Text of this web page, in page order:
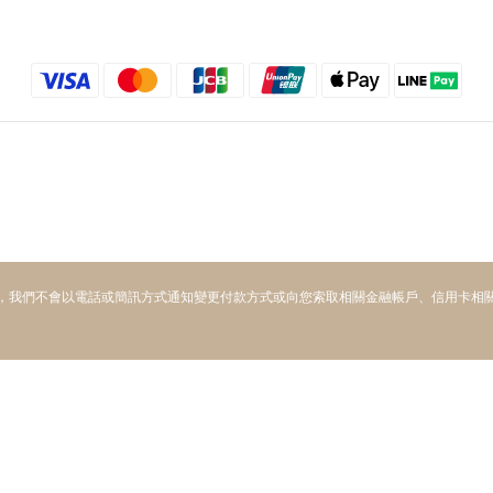
我們不會以電話或簡訊方式通知變更付款方式或向您索取相關金融帳戶、信用卡相